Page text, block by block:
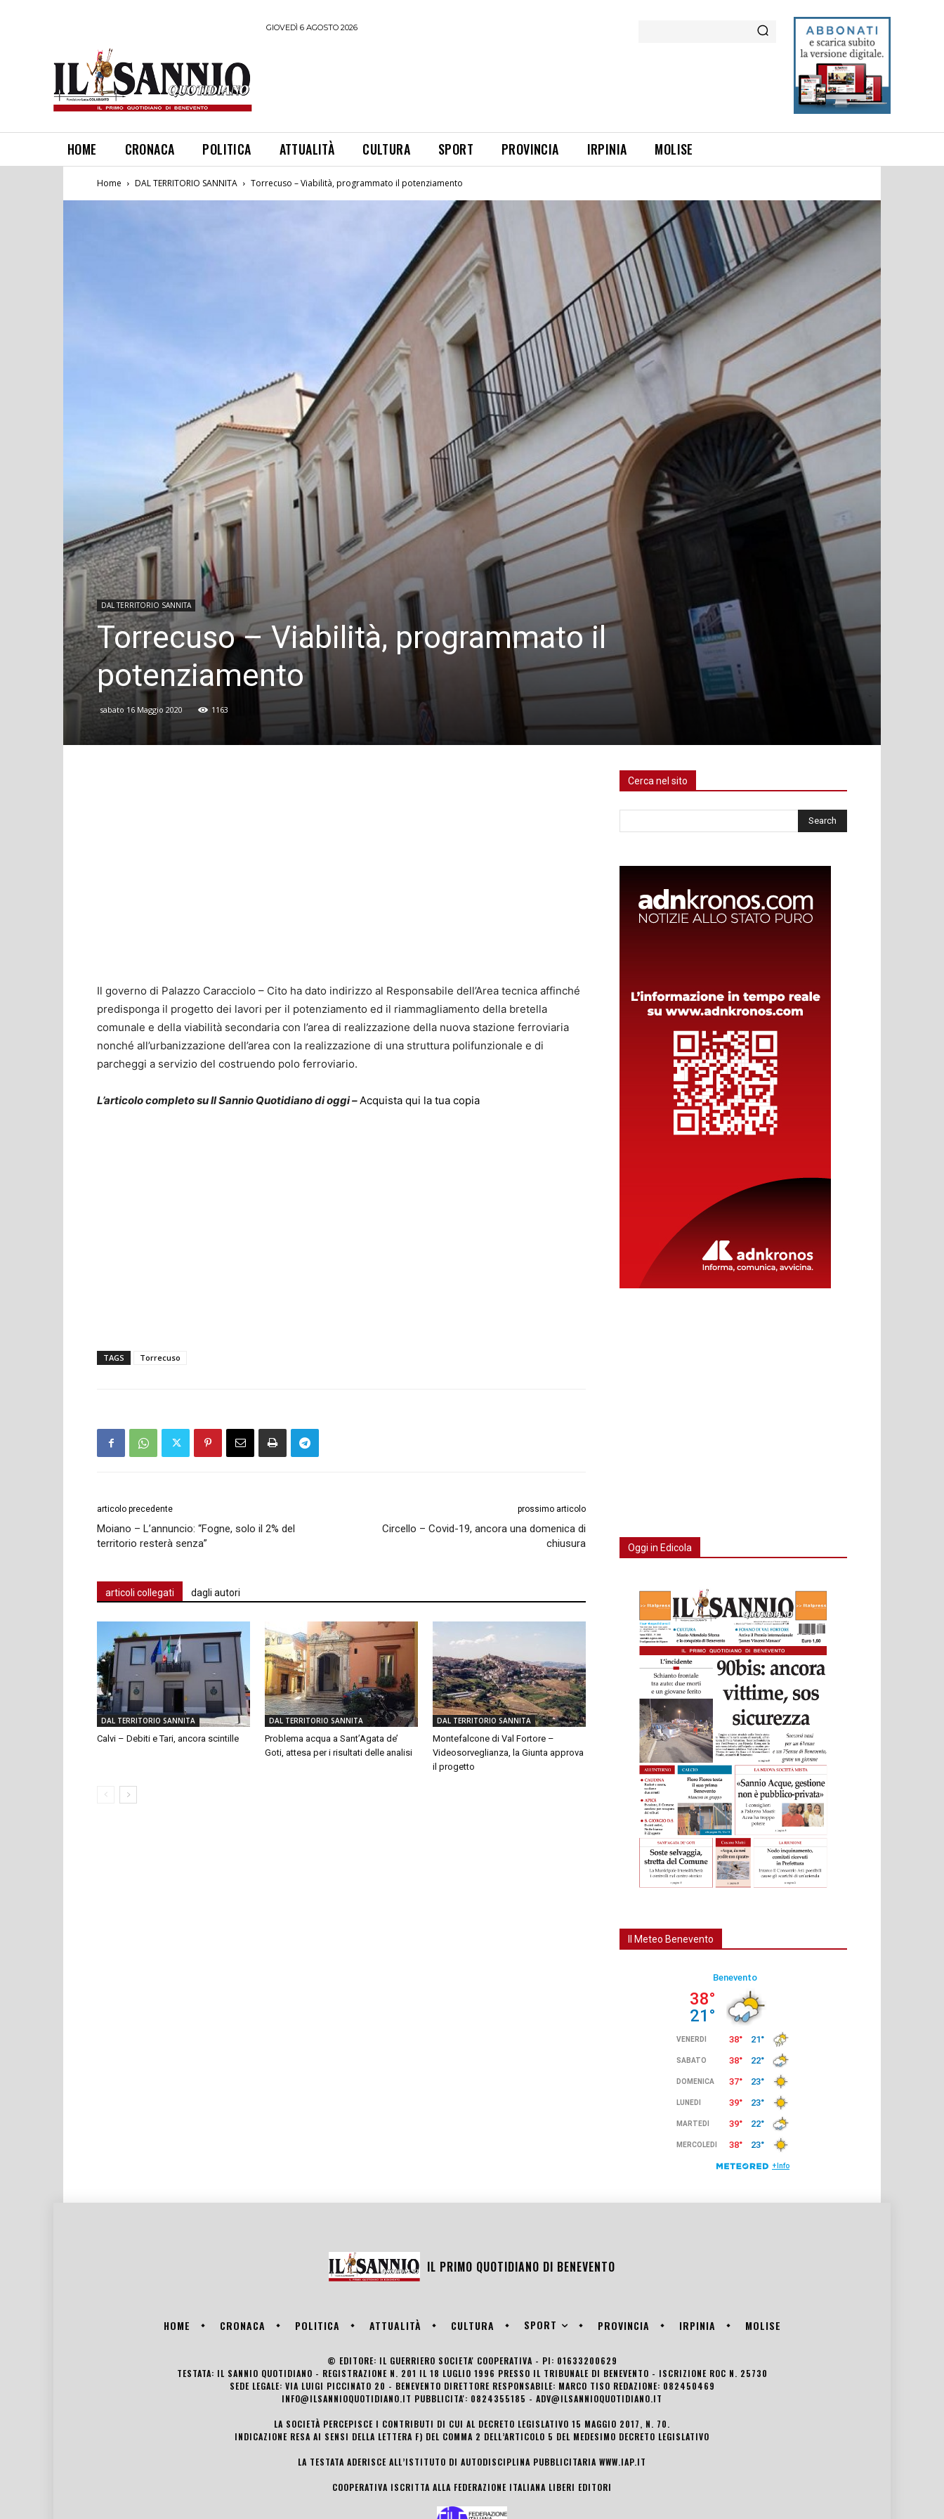
GIOVEDÌ 6 AGOSTO 2026
HOME CRONACA POLITICA ATTUALITÀ CULTURA SPORT PROVINCIA IRPINIA MOLISE
Home DAL TERRITORIO SANNITA Torrecuso – Viabilità, programmato il potenziamento
DAL TERRITORIO SANNITA
Torrecuso – Viabilità, programmato il
potenziamento
sabato 16 Maggio 2020 1163
Il governo di Palazzo Caracciolo – Cito ha dato indirizzo al Responsabile dell’Area tecnica affinché
predisponga il progetto dei lavori per il potenziamento ed il riammagliamento della bretella
comunale e della viabilità secondaria con l’area di realizzazione della nuova stazione ferroviaria
nonché all’urbanizzazione dell’area con la realizzazione di una struttura polifunzionale e di
parcheggi a servizio del costruendo polo ferroviario.
L’articolo completo su Il Sannio Quotidiano di oggi –Acquista qui la tua copia
TAGS Torrecuso
articolo precedente
Moiano – L’annuncio: “Fogne, solo il 2% del
territorio resterà senza”
prossimo articolo
Circello – Covid-19, ancora una domenica di
chiusura
articoli collegati dagli autori
DAL TERRITORIO SANNITA
Calvi – Debiti e Tari, ancora scintille
DAL TERRITORIO SANNITA
Problema acqua a Sant’Agata de’
Goti, attesa per i risultati delle analisi
DAL TERRITORIO SANNITA
Montefalcone di Val Fortore –
Videosorveglianza, la Giunta approva
il progetto
Cerca nel sito
Oggi in Edicola
Il Meteo Benevento
IL PRIMO QUOTIDIANO DI BENEVENTO
HOME CRONACA POLITICA ATTUALITÀ CULTURA SPORT PROVINCIA IRPINIA MOLISE
© EDITORE: IL GUERRIERO SOCIETA' COOPERATIVA - PI: 01633200629
TESTATA: IL SANNIO QUOTIDIANO - REGISTRAZIONE N. 201 IL 18 LUGLIO 1996 PRESSO IL TRIBUNALE DI BENEVENTO - ISCRIZIONE ROC N. 25730
SEDE LEGALE: VIA LUIGI PICCINATO 20 - BENEVENTO DIRETTORE RESPONSABILE: MARCO TISO REDAZIONE: 082450469
INFO@ILSANNIOQUOTIDIANO.IT PUBBLICITA': 0824355185 - ADV@ILSANNIOQUOTIDIANO.IT
LA SOCIETÀ PERCEPISCE I CONTRIBUTI DI CUI AL DECRETO LEGISLATIVO 15 MAGGIO 2017, N. 70.
INDICAZIONE RESA AI SENSI DELLA LETTERA F) DEL COMMA 2 DELL’ARTICOLO 5 DEL MEDESIMO DECRETO LEGISLATIVO
LA TESTATA ADERISCE ALL’ISTITUTO DI AUTODISCIPLINA PUBBLICITARIA WWW.IAP.IT
COOPERATIVA ISCRITTA ALLA FEDERAZIONE ITALIANA LIBERI EDITORI